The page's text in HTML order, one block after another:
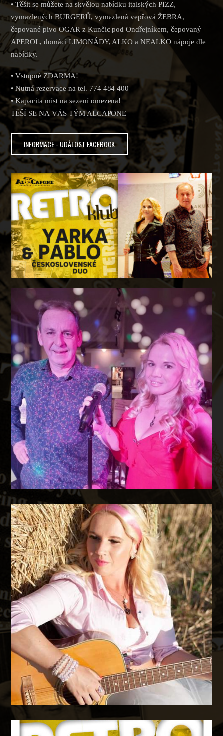
• Těšit se můžete na skvělou nabídku italských PIZZ,
vymazlených BURGERŮ, vymazlená vepřová ŽEBRA,
čepované pivo OGAR z Kunčic pod Ondřejníkem, čepovaný
APEROL, domácí LIMONÁDY, ALKO a NEALKO nápoje dle
nabídky.
• Vstupné ZDARMA!
• Nutná rezervace na tel. 774 484 400
• Kapacita míst na sezení omezena!
TĚŠÍ SE NA VÁS TÝM ALCAPONE
INFORMACE - UDÁLOST FACEBOOK